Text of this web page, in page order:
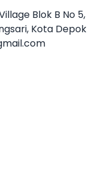
Blok B No 5,
Kota Depok